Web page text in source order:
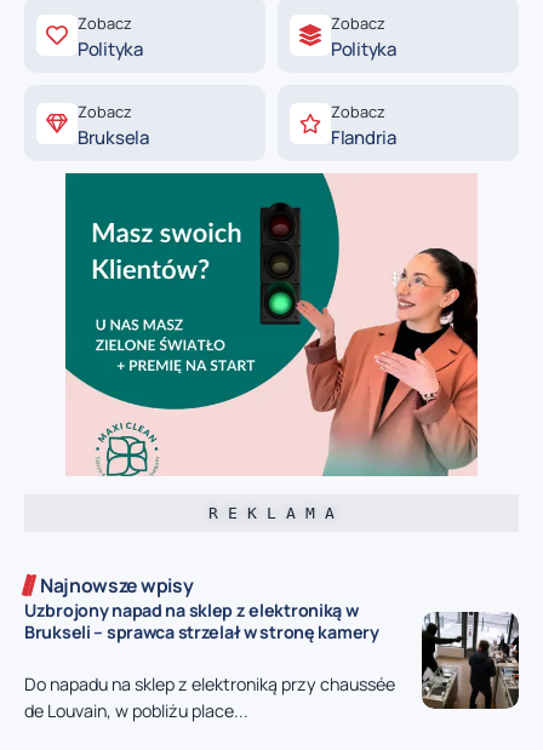
Zobacz
Polityka
Zobacz
Polityka
Zobacz
Bruksela
Zobacz
Flandria
R E K L A M A
Najnowsze wpisy
Uzbrojony napad na sklep z elektroniką w
Brukseli – sprawca strzelał w stronę kamery
Do napadu na sklep z elektroniką przy chaussée
de Louvain, w pobliżu place...